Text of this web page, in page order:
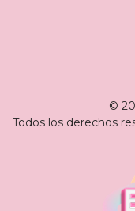
©
Todos los derechos